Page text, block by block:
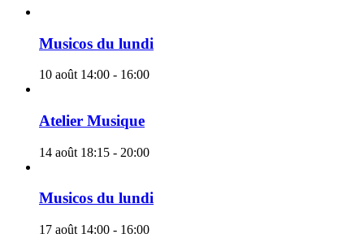
Musicos du lundi
10 août 14:00 - 16:00
Atelier Musique
14 août 18:15 - 20:00
Musicos du lundi
17 août 14:00 - 16:00